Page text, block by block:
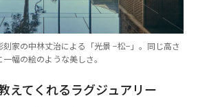
家の中林丈治による「光景 −松−」。同じ高さ
幅の絵のような美しさ。
えてくれるラグジュアリー